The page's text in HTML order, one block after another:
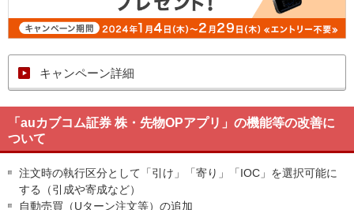
キャンペーン詳細
「auカブコム証券 株・先物OPアプリ」の機能等の改善に
ついて
注文時の執行区分として「引け」「寄り」「IOC」を選択可能に
する（引成や寄成など）
自動売買（Uターン注文等）の追加